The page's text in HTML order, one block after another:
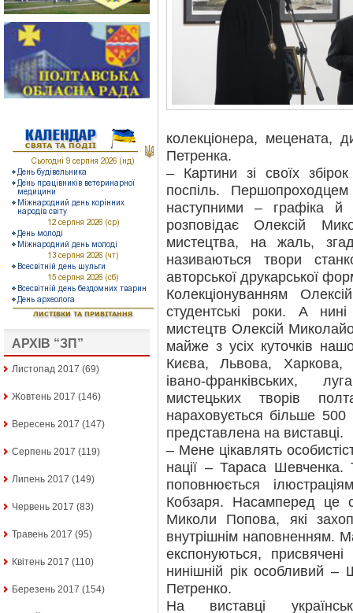
АРХІВ “ЗП”
Листопад 2017 (69)
Жовтень 2017 (146)
Вересень 2017 (147)
Серпень 2017 (119)
Липень 2017 (149)
Червень 2017 (83)
Травень 2017 (95)
Квітень 2017 (110)
Березень 2017 (154)
колекціонера, мецената,
Петренка.
– Картини зі своїх
поспіль.
наступними – графіка
розповідає Олексій
мистецтва, на жаль,
називаються твори
авторської друкарської
Колекціонуванням
студентські роки. А
мистецтв Олексій
майже з усіх куточків
Києва, Львова, Харкова,
івано-франківських,
мистецьких творів
нараховується більше 500
представлена на виставці.
– Мене цікавлять
нації – Тараса Шевченка.
поповнюється
Кобзаря. Насамперед це
Миколи Попова, які
внутрішнім наповненням.
експонуються,
нинішній рік особливий –
Петренко.
На виставці